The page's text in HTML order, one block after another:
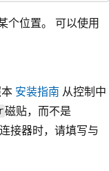
个位置。 可以使用
安装指南 从控制中
磁贴，而不是
接器时，请填写与